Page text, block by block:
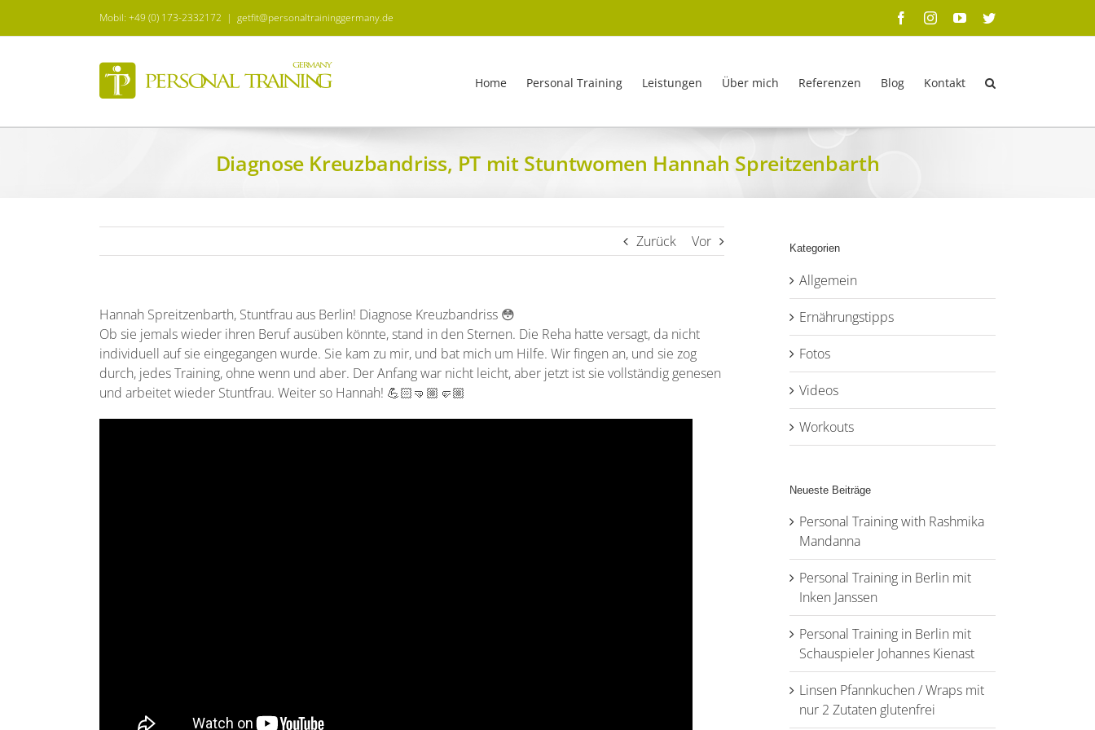
Mobil: +49 (0) 173-2332172 | getfit@personaltraininggermany.de FacebookInstagramYouTubeTwitter
Home Personal Training Leistungen Über mich Referenzen Blog Kontakt
Diagnose Kreuzbandriss, PT mit Stuntwomen Hannah Spreitzenbarth
Zurück Vor
Hannah Spreitzenbarth, Stuntfrau aus Berlin! Diagnose Kreuzbandriss 😳
Ob sie jemals wieder ihren Beruf ausüben könnte, stand in den Sternen. Die Reha hatte versagt, da nicht
individuell auf sie eingegangen wurde. Sie kam zu mir, und bat mich um Hilfe. Wir fingen an, und sie zog
durch, jedes Training, ohne wenn und aber. Der Anfang war nicht leicht, aber jetzt ist sie vollständig genesen
und arbeitet wieder Stuntfrau. Weiter so Hannah! 💪🏻🤜🏼🤛🏼
Kategorien
Allgemein
Ernährungstipps
Fotos
Videos
Workouts
Neueste Beiträge
Personal Training with Rashmika
Mandanna
Personal Training in Berlin mit
Inken Janssen
Personal Training in Berlin mit
Schauspieler Johannes Kienast
Linsen Pfannkuchen / Wraps mit
nur 2 Zutaten glutenfrei